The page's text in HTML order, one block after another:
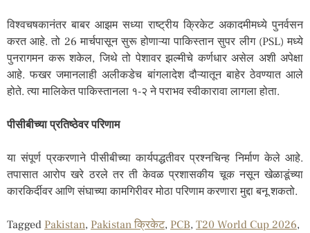
विश्वचषकानंतर बाबर आझम सध्या राष्ट्रीय क्रिकेट अकादमीमध्ये पुनर्वसन
करत आहे. तो 26 मार्चपासून सुरू होणाऱ्या पाकिस्तान सुपर लीग (PSL) मध्ये
पुनरागमन करू शकेल, जिथे तो पेशावर झल्मीचे कर्णधार असेल अशी अपेक्षा
आहे. फखर जमानलाही अलीकडेच बांगलादेश दौऱ्यातून बाहेर ठेवण्यात आले
होते. त्या मालिकेत पाकिस्तानला १-२ ने पराभव स्वीकारावा लागला होता.
पीसीबीच्या प्रतिष्ठेवर परिणाम
या संपूर्ण प्रकरणाने पीसीबीच्या कार्यपद्धतीवर प्रश्नचिन्ह निर्माण केले आहे.
तपासात आरोप खरे ठरले तर ती केवळ प्रशासकीय चूक नसून खेळाडूंच्या
कारकिर्दीवर आणि संघाच्या कामगिरीवर मोठा परिणाम करणारा मुद्दा बनू शकतो.
Tagged Pakistan, Pakistan क्रिकेट, PCB, T20 World Cup 2026,